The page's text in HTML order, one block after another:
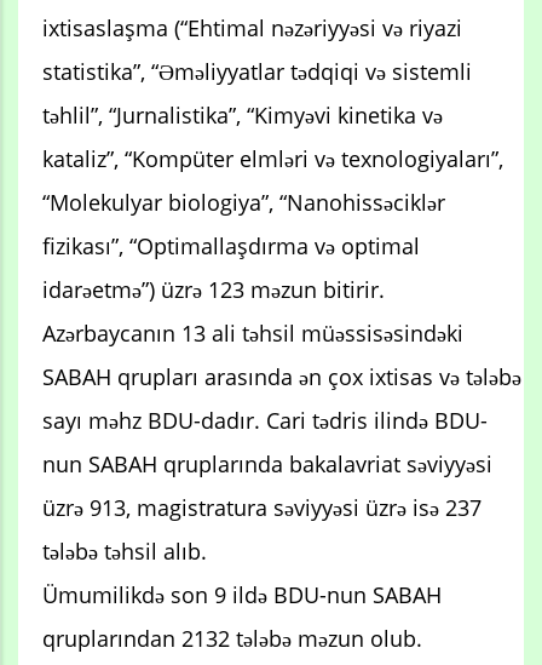
ixtisaslaşma (“Ehtimal nəzəriyyəsi və riyazi
statistika”, “Əməliyyatlar tədqiqi və sistemli
təhlil”, “Jurnalistika”, “Kimyəvi kinetika və
kataliz”, “Kompüter elmləri və texnologiyaları”,
“Molekulyar biologiya”, “Nanohissəciklər
fizikası”, “Optimallaşdırma və optimal
idarəetmə”) üzrə 123 məzun bitirir.
Azərbaycanın 13 ali təhsil müəssisəsindəki
SABAH qrupları arasında ən çox ixtisas və tələbə
sayı məhz BDU-dadır. Cari tədris ilində BDU-
nun SABAH qruplarında bakalavriat səviyyəsi
üzrə 913, magistratura səviyyəsi üzrə isə 237
tələbə təhsil alıb.
Ümumilikdə son 9 ildə BDU-nun SABAH
qruplarından 2132 tələbə məzun olub.